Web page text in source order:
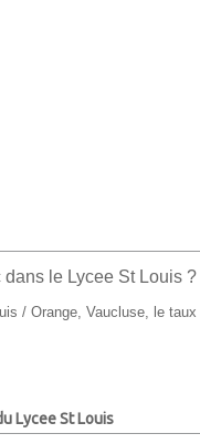
le Lycee St Louis ?
/ Orange, Vaucluse, le taux
Lycee St Louis